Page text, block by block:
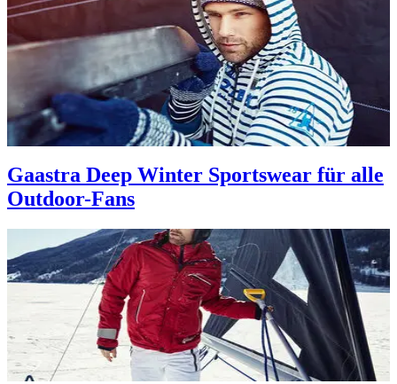
Gaastra Deep Winter Sportswear für alle
Outdoor-Fans